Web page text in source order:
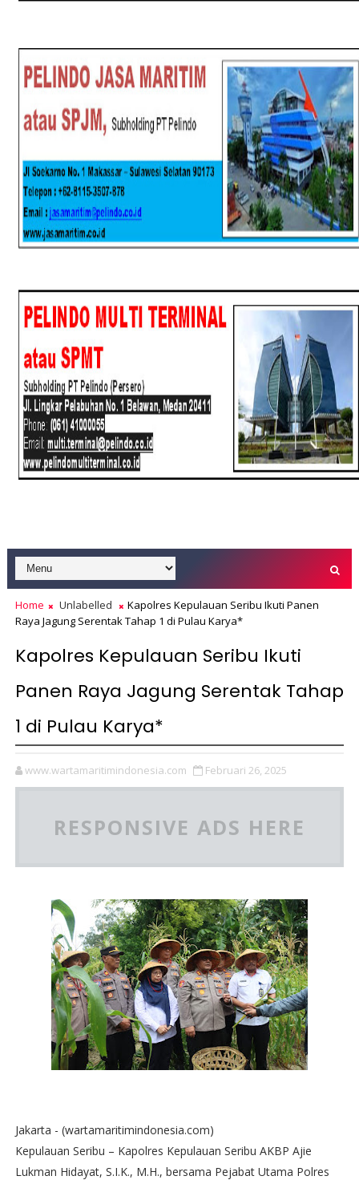
Home Unlabelled
Kapolres Kepulauan Seribu Ikuti Panen
Raya Jagung Serentak Tahap 1 di Pulau Karya*
Kapolres Kepulauan Seribu Ikuti
Panen Raya Jagung Serentak Tahap
1 di Pulau Karya*
www.wartamaritimindonesia.com Februari 26, 2025
RESPONSIVE ADS HERE
Jakarta - (wartamaritimindonesia.com)
Kepulauan Seribu – Kapolres Kepulauan Seribu AKBP Ajie
Lukman Hidayat, S.I.K., M.H., bersama Pejabat Utama Polres